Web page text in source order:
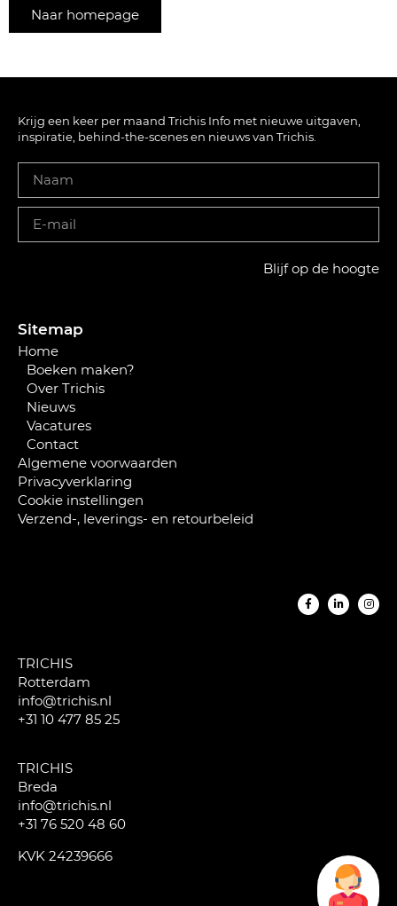
Naar homepage
Krijg een keer per maand Trichis Info met nieuwe uitgaven,
inspiratie, behind-the-scenes en nieuws van Trichis.
Blijf op de hoogte
Sitemap
Home
Boeken maken?
Over Trichis
Nieuws
Vacatures
Contact
Algemene voorwaarden
Privacyverklaring
Cookie instellingen
Verzend-, leverings- en retourbeleid
TRICHIS
Rotterdam
info@trichis.nl
+31 10 477 85 25
TRICHIS
Breda
info@trichis.nl
+31 76 520 48 60
KVK 24239666